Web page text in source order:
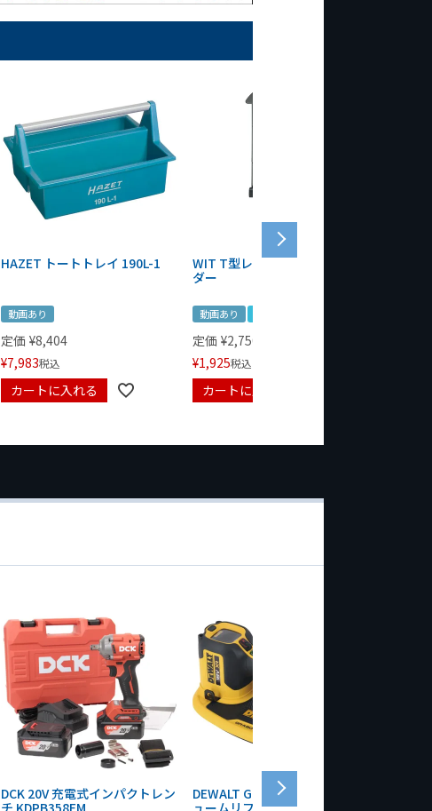
HAZET トートトレイ 190L-1
動画あり
定価 ¥8,404
¥7,983税込
カートに入れる
WIT T型レンチマグネットホル
ダー
動画あり
定価 ¥2,750
¥1,925税込
カートに入れる
DCK 20V 充電式インパクトレン
チ KDPB358EM
DEWALT GRABO 18V電動バキ
ュームリフター DCE590N-XJ